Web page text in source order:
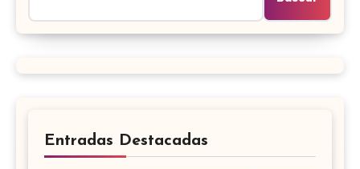
Entradas Destacadas